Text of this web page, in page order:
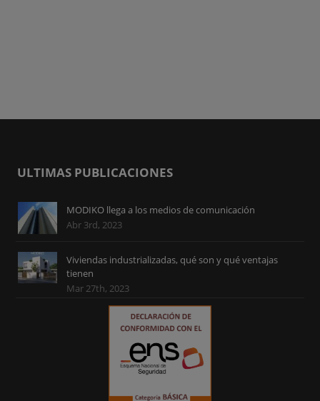
ULTIMAS PUBLICACIONES
MODIKO llega a los medios de comunicación
Abr 3rd, 2023
Viviendas industrializadas, qué son y qué ventajas
tienen
Mar 27th, 2023